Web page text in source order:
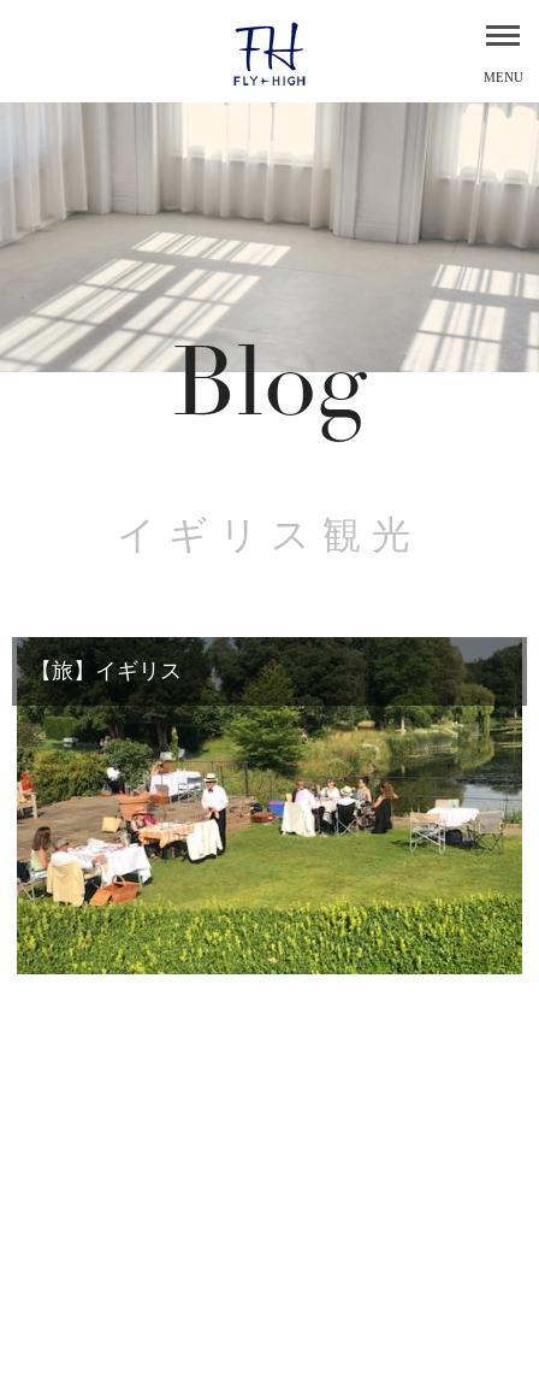
MENU
Blog
イギリス観光
【旅】イギリス